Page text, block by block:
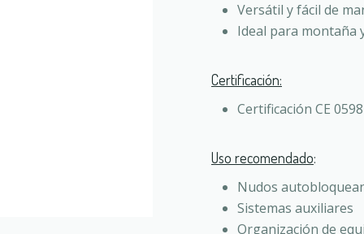
Versátil y fácil de
Ideal para montaña
Certificación:
Certificación CE 0598
Uso recomendado:
Nudos
Sistemas auxiliares
Organización de